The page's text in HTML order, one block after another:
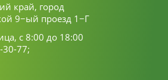
край, город
9−ый проезд 1−Г
с 8:00 до 18:00
30-77;